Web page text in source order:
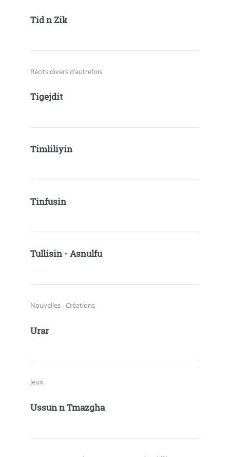
Tid n Zik
Récits divers d’autrefois
Tigejdit
Timliliyin
Tinfusin
Tullisin - Asnulfu
Nouvelles - Créations
Urar
Jeux
Ussun n Tmazgha